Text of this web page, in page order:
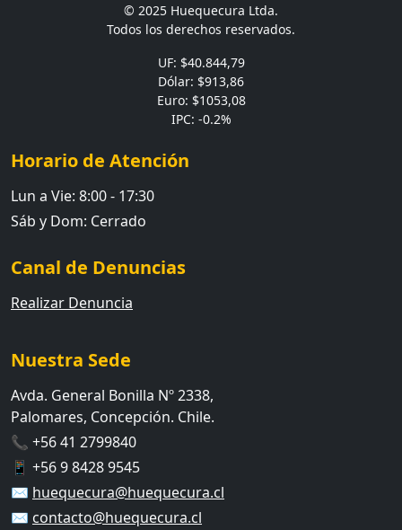
© 2025 Huequecura Ltda.
Todos los derechos reservados.
UF: $40.844,79
Dólar: $913,86
Euro: $1053,08
IPC: -0.2%
Horario de Atención
Lun a Vie: 8:00 - 17:30
Sáb y Dom: Cerrado
Canal de Denuncias
Realizar Denuncia
Nuestra Sede
Avda. General Bonilla Nº 2338,
Palomares, Concepción. Chile.
📞 +56 41 2799840
📱 +56 9 8428 9545
✉️ huequecura@huequecura.cl
✉️ contacto@huequecura.cl